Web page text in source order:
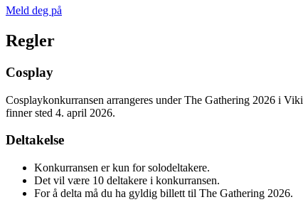
Meld deg på
Regler
Cosplay
Cosplaykonkurransen arrangeres under The Gathering 2026 i
finner sted 4. april 2026.
Deltakelse
Konkurransen er kun for solodeltakere.
Det vil være 10 deltakere i konkurransen.
For å delta må du ha gyldig billett til The Gathering 2026.